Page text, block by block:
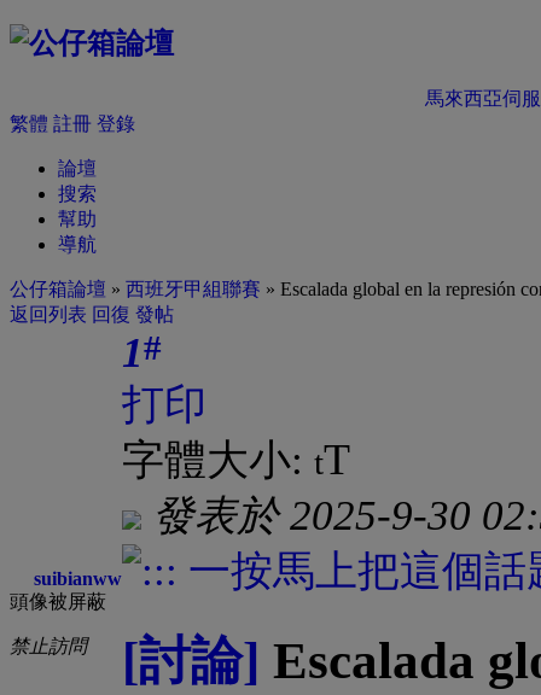
馬來西亞伺
繁體 註冊 登錄
論壇
搜索
幫助
導航
公仔箱論壇 » 西班牙甲組聯賽 » Escalada global en la represión
返回列表 回復 發帖
suibianww
頭像被屏蔽
禁止訪問
1#
打印
字體大小: tT
發表於 2025-9-30
[討論] Escalada